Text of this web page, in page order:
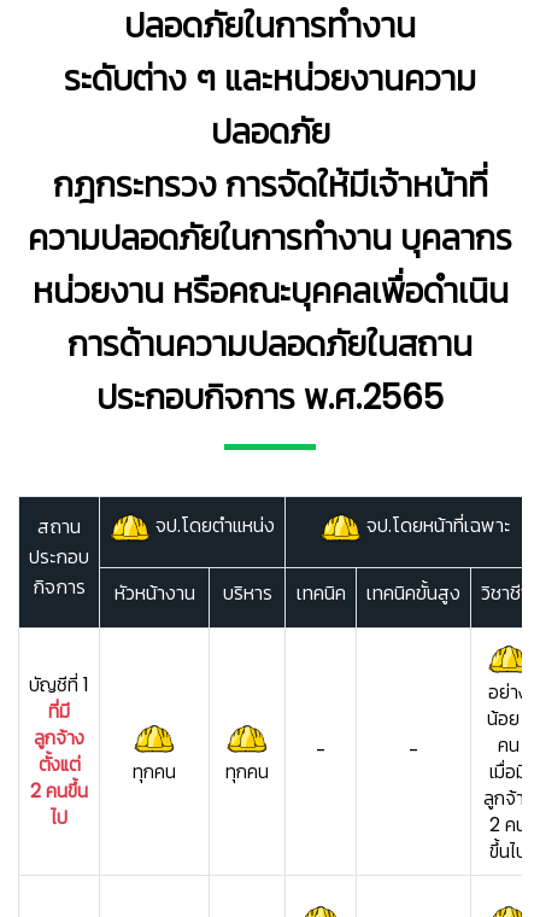
ปลอดภัยในการทำงาน
ระดับต่าง ๆ และหน่วยงานความ
ปลอดภัย
กฎกระทรวง การจัดให้มีเจ้าหน้าที่
ความปลอดภัยในการทำงาน บุคลากร
หน่วยงาน หรือคณะบุคคลเพื่อดำเนิน
การด้านความปลอดภัยในสถาน
ประกอบกิจการ พ.ศ.2565
สถาน
ประกอบ
กิจการ
จป.โดยตำแหน่ง จป.โดยหน้าที่เฉพาะ
หัวหน้างาน บริหาร เทคนิค เทคนิคขั้นสูง วิชาชีพ
บัญชีที่ 1
ที่มี
ลูกจ้าง
ตั้งแต่
2 คนขึ้น
ไป
ทุกคน ทุกคน
- -
อย่าง
น้อย 1
คน
เมื่อมี
ลูกจ้าง
2 คน
ขึ้นไป